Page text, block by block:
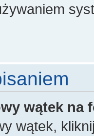
wątek na
wątek,